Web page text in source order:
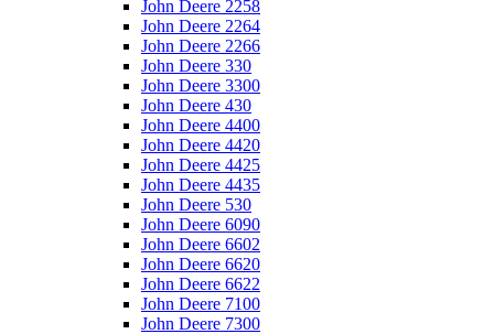
John Deere 2258
John Deere 2264
John Deere 2266
John Deere 330
John Deere 3300
John Deere 430
John Deere 4400
John Deere 4420
John Deere 4425
John Deere 4435
John Deere 530
John Deere 6090
John Deere 6602
John Deere 6620
John Deere 6622
John Deere 7100
John Deere 7300